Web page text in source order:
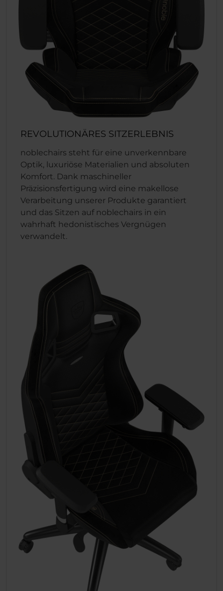
REVOLUTIONÄRES SITZERLEBNIS
noblechairs steht für eine unverkennbare
Optik, luxuriöse Materialien und absoluten
Komfort. Dank maschineller
Präzisionsfertigung wird eine makellose
Verarbeitung unserer Produkte garantiert
und das Sitzen auf noblechairs in ein
wahrhaft hedonistisches Vergnügen
verwandelt.